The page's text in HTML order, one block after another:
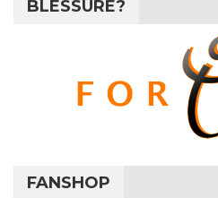
BLESSURE?
FANSHOP